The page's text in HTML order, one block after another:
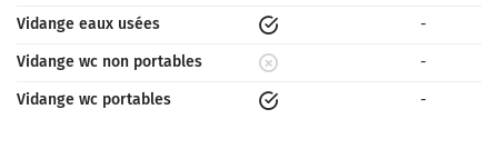
Vidange eaux usées
-
Vidange wc non portables
-
Vidange wc portables
-